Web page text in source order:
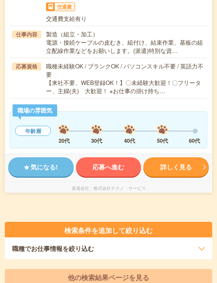
交通費
交通費支給有り
仕事内容
製造（組立・加工）
電源・接続ケーブルの皮むき、組付け、結束作業、基板の組
立配線作業などをお願いします。(派遣)特別な資…
応募資格
職種未経験OK / ブランクOK / パソコンスキル不要 / 英語力不
要
【来社不要、WEB登録OK！】〇未経験大歓迎！〇フリータ
ー、主婦(夫) 大歓迎！ ※お仕事の掛け持ち…
職場の雰囲気
年齢層
20代
30代 40代 50代 60代
気になる! 応募へ進む 詳しく見る
派遣会社 株式会社テクノ・サービス
検索条件を追加して絞り込む
職種でお仕事情報を絞り込む
他の検索結果ページを見る